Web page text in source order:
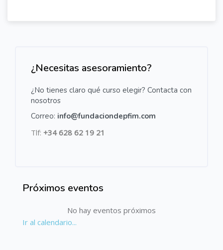
¿Necesitas asesoramiento?
¿No tienes claro qué curso elegir? Contacta con
nosotros
Correo: info@fundaciondepfim.com
Tlf: +34 628 62 19 21
Salta Próximos eventos
Próximos eventos
No hay eventos próximos
Ir al calendario...